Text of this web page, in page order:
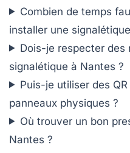
Combien de temps
installer une
Dois-je respecter des
signalétique à Nantes ?
Puis-je utiliser des
panneaux physiques ?
Où trouver un bon
Nantes ?